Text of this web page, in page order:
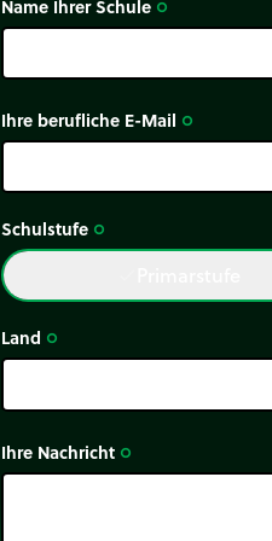
Name Ihrer Schule trip_origin
Ihre berufliche E-Mail trip_origin
Schulstufe trip_origin
Land trip_origin
Ihre Nachricht trip_origin